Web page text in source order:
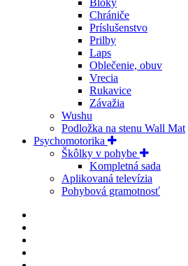
Bloky
Chrániče
Príslušenstvo
Prilby
Laps
Oblečenie, obuv
Vrecia
Rukavice
Závažia
Wushu
Podložka na stenu Wall Mat
Psychomotorika
Škôlky v pohybe
Kompletná sada
Aplikovaná televízia
Pohybová gramotnosť